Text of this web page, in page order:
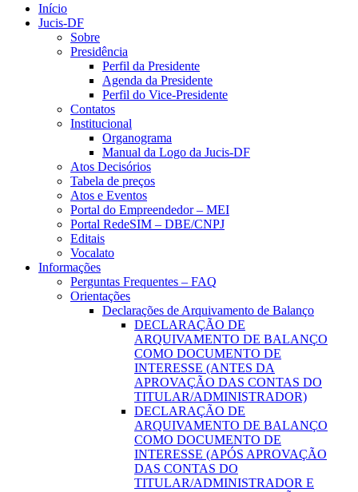
Início
Jucis-DF
Sobre
Presidência
Perfil da Presidente
Agenda da Presidente
Perfil do Vice-Presidente
Contatos
Institucional
Organograma
Manual da Logo da Jucis-DF
Atos Decisórios
Tabela de preços
Atos e Eventos
Portal do Empreendedor – MEI
Portal RedeSIM – DBE/CNPJ
Editais
Vocalato
Informações
Perguntas Frequentes – FAQ
Orientações
Declarações de Arquivamento de Balanço
DECLARAÇÃO DE
ARQUIVAMENTO DE BALANÇO
COMO DOCUMENTO DE
INTERESSE (ANTES DA
APROVAÇÃO DAS CONTAS DO
TITULAR/ADMINISTRADOR)
DECLARAÇÃO DE
ARQUIVAMENTO DE BALANÇO
COMO DOCUMENTO DE
INTERESSE (APÓS APROVAÇÃO
DAS CONTAS DO
TITULAR/ADMINISTRADOR E